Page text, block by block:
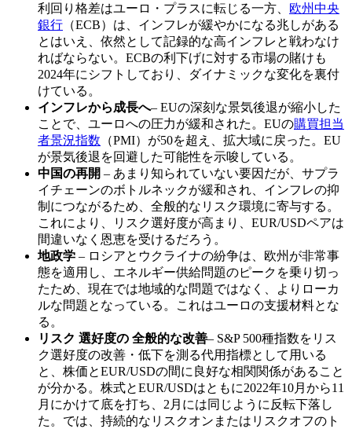
利回り格差はユーロ・プラスに転じる一方、 欧州中央
銀行 （ECB）は、インフレが緩やかになる兆しがある
とはいえ、依然として記録的な高インフレと戦わなけ
ればならない。ECBの利下げに対する市場の賭けも
2024年にシフトしており、ダイナミックな変化を裏付
けている。
インフレから成長へ– EUの深刻な景気後退が縮小した
ことで、ユーロへの圧力が緩和された。EUの購買担当
者景況指数 （PMI）が50を超え、拡大域に戻った。EU
が景気後退を回避した可能性を示唆している。
中国の再開 – あまり知られていない要因だが、サプラ
イチェーンのボトルネックが緩和され、インフレの抑
制につながるため、全般的なリスク環境に寄与する。
これにより、リスク選好度が高まり、EUR/USDペアは
間違いなく恩恵を受けるだろう。
地政学 – ロシアとウクライナの紛争は、欧州が非常事
態を適用し、エネルギー供給問題のピークを乗り切っ
たため、現在では地域的な問題ではなく、よりローカ
ルな問題となっている。これはユーロの支援材料とな
る。
リスク 選好度の 全般的な改善– S&P 500種指数をリス
ク選好度の改善・低下を測る代用指標として用いる
と、株価とEUR/USDの間に良好な相関関係があること
が分かる。株式とEUR/USDはともに2022年10月から11
月にかけて底を打ち、2月には同じように反転下落し
た。では、持続的なリスクオンまたはリスクオフのト